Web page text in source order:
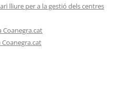
lliure per a la gestió dels centres
Coanegra.cat